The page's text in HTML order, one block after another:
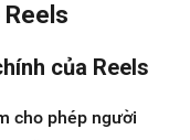
Reels
của Reels
cho phép người